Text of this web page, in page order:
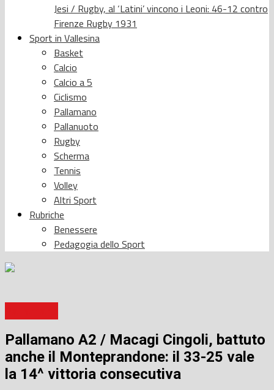
Jesi / Rugby, al ‘Latini’ vincono i Leoni: 46-12 contro
Firenze Rugby 1931
Sport in Vallesina
Basket
Calcio
Calcio a 5
Ciclismo
Pallamano
Pallanuoto
Rugby
Scherma
Tennis
Volley
Altri Sport
Rubriche
Benessere
Pedagogia dello Sport
Pallamano A2 / Macagi Cingoli, battuto
anche il Monteprandone: il 33-25 vale
la 14^ vittoria consecutiva